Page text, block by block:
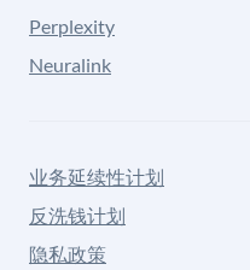
Perplexity
Neuralink
业务延续性计划
反洗钱计划
隐私政策